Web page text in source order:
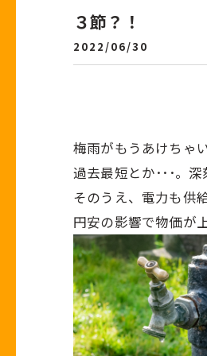
３節？！
2022/06/30
梅雨がもうあけちゃ
過去最短とか･･･。
そのうえ、電力も供
円安の影響で物価が